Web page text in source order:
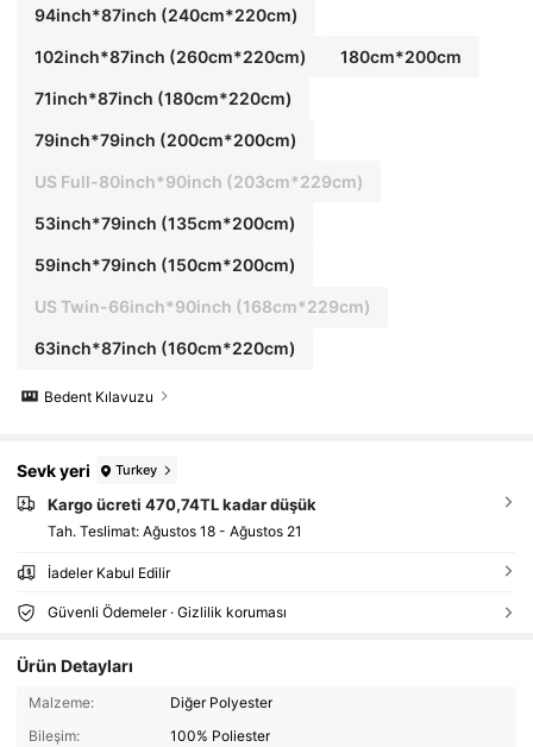
94inch*87inch (240cm*220cm)
102inch*87inch (260cm*220cm) 180cm*200cm
71inch*87inch (180cm*220cm)
79inch*79inch (200cm*200cm)
US Full-80inch*90inch (203cm*229cm)
53inch*79inch (135cm*200cm)
59inch*79inch (150cm*200cm)
US Twin-66inch*90inch (168cm*229cm)
63inch*87inch (160cm*220cm)
Bedent Kılavuzu
Sevk yeri Turkey
Kargo ücreti 470,74TL kadar düşük
Tah. Teslimat: Ağustos 18 - Ağustos 21
İadeler Kabul Edilir
Güvenli Ödemeler · Gizlilik koruması
Ürün Detayları
Malzeme:
Diğer Polyester
Bileşim:
100% Poliester